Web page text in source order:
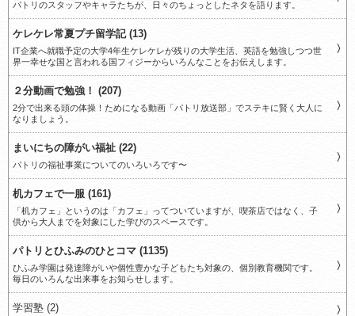
パトリのスタッフやキャラたちが、日々のちょっとしたネタを語ります。
ケレケレ常夏プチ留学記 (13)
IT企業へ就職予定の大学4年生ケレケレが残りの大学生活、英語を勉強しつつ世
界一幸せな国と言われる国フィジーからいろんなことをお伝えします。
２分動画で勉強！ (207)
2分で出来る頭の体操！ためになる動画「パトリ放送部」でステキに賢く大人に
なりましょう。
まいにちの障がい福祉 (22)
パトリの福祉事業についてのいろいろです〜
机カフェで一服 (161)
「机カフェ」というのは「カフェ」ってついていますが、喫茶店ではなく、子
供から大人までを対象にした学びのスペースです。
パトリとひふみのひとコマ (1135)
ひふみ学園は発達障がいや個性豊かな子どもたち対象の、個別教育機関です。
毎日のいろんな出来事をお知らせします。
学習塾 (2)